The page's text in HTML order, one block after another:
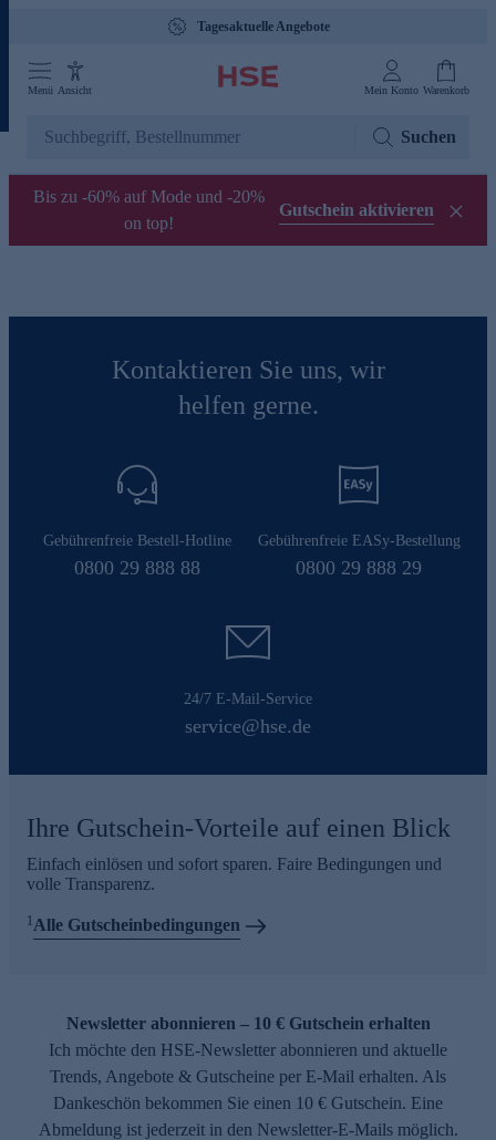
Tagesaktuelle Angebote
Menü Ansicht Mein Konto Warenkorb
Suchen
Bis zu -60% auf Mode und -20%
on top!
Gutschein aktivieren
Kontaktieren Sie uns, wir
helfen gerne.
Gebührenfreie Bestell-Hotline
0800 29 888 88
Gebührenfreie EASy-Bestellung
0800 29 888 29
24/7 E-Mail-Service
service@hse.de
Ihre Gutschein-Vorteile auf einen Blick
Einfach einlösen und sofort sparen. Faire Bedingungen und
volle Transparenz.
1Alle Gutscheinbedingungen
Newsletter abonnieren – 10 € Gutschein erhalten
Ich möchte den HSE-Newsletter abonnieren und aktuelle
Trends, Angebote & Gutscheine per E-Mail erhalten. Als
Dankeschön bekommen Sie einen 10 € Gutschein. Eine
Abmeldung ist jederzeit in den Newsletter-E-Mails möglich.